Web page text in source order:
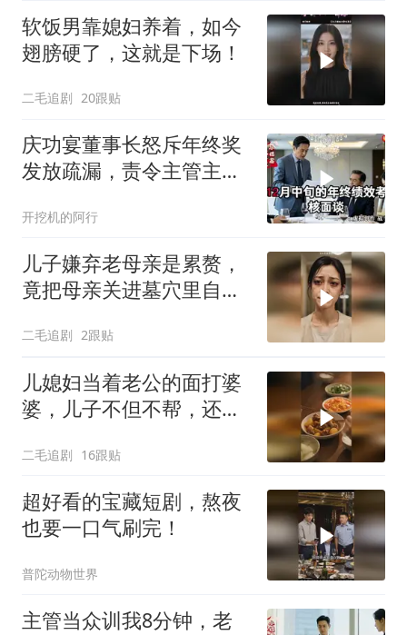
软饭男靠媳妇养着，如今
翅膀硬了，这就是下场！
二毛追剧 20跟贴
庆功宴董事长怒斥年终奖
发放疏漏，责令主管主动
下
开挖机的阿行
儿子嫌弃老母亲是累赘，
竟把母亲关进墓穴里自生
二毛追剧 2跟贴
儿媳妇当着老公的面打婆
婆，儿子不但不帮，还助
二毛追剧 16跟贴
超好看的宝藏短剧，熬夜
也要一口气刷完！
普陀动物世界
主管当众训我8分钟，老